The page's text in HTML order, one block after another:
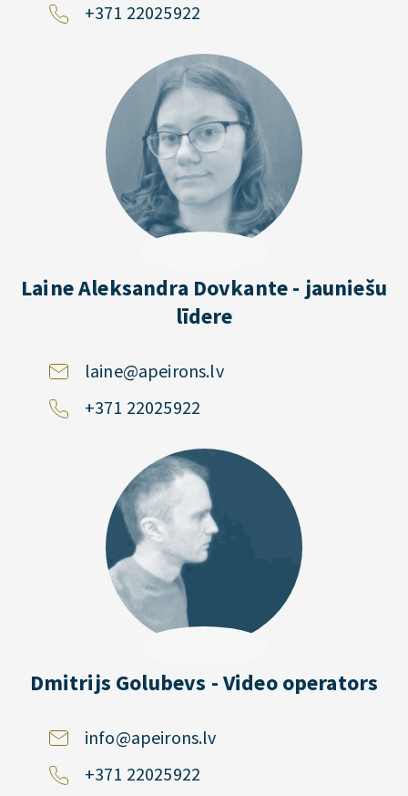
+371 22025922
Laine Aleksandra Dovkante - jauniešu
līdere
laine@apeirons.lv
+371 22025922
Dmitrijs Golubevs - Video operators
info@apeirons.lv
+371 22025922